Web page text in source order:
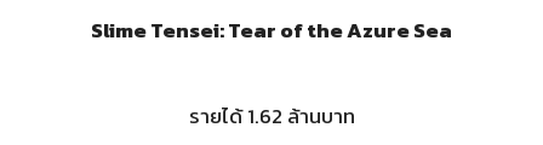
Slime Tensei: Tear of the Azure Sea
รายได้ 1.62 ล้านบาท